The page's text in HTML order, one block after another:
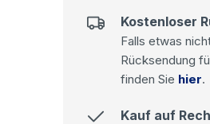
Kostenloser
Falls etwas
Rücksendung
finden Sie hier.
Kauf auf